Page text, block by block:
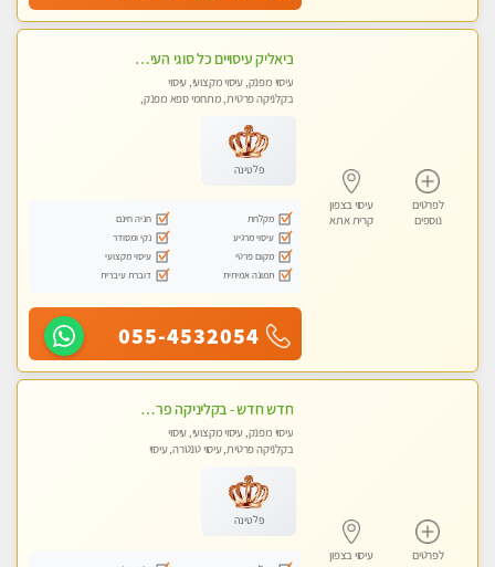
לפרטים
נוספים
עיסוי בצפון
קרית אתא
ביאליק עיסויים כל סוגי העיסויים מעסה מקצועית ואיכותית פרטי!!!מומלץ לחלוטין!!
עיסוי מפנק, עיסוי מקצועי, עיסוי
בקלניקה פרטית, מתחמי ספא מפנק,
פלטינה
מקלחת
חניה חינם
עיסוי מרגיע
נקי ומסודר
מקום פרטי
עיסוי מקצועי
תמונה אמיתית
דוברת עיברית
055-4532054
לפרטים
עיסוי בצפון
חדש חדש - בקליניקה פרטית בחיפה עיסוי לחידוש אנרגיות עיסוי חלומי מומלץ מאוד !
עיסוי מפנק, עיסוי מקצועי, עיסוי
בקלניקה פרטית, עיסוי טנטרה, עיסוי
פלטינה